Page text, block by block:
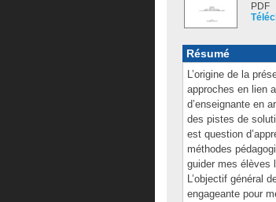
PDF
Résumé
L’origine de la
approches en lien
d’enseignante en
des pistes de
est question
méthodes
guider mes élèves
L’objectif général
engageante pour